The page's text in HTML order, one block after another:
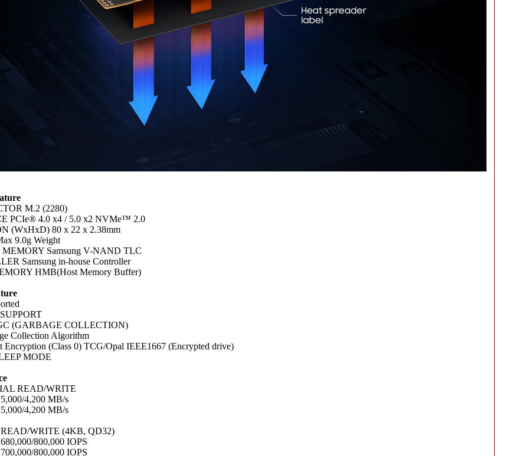
M.2 (2280)
PCIe® 4.0 x4 / 5.0 x2 NVMe™ 2.0
(WxHxD) 80 x 22 x 2.38mm
9.0g Weight
Samsung V-NAND TLC
Samsung in-house Controller
HMB(Host Memory Buffer)
(GARBAGE COLLECTION)
Collection Algorithm
Encryption (Class 0) TCG/Opal IEEE1667 (Encrypted drive)
MODE
READ/WRITE
4,200 MB/s
4,200 MB/s
WRITE (4KB, QD32)
800,000 IOPS
800,000 IOPS